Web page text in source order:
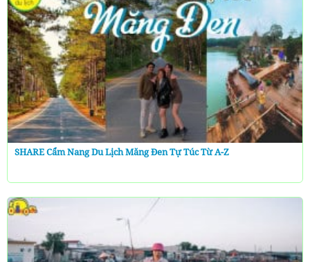
SHARE Cẩm Nang Du Lịch Măng Đen Tự Túc Từ A-Z